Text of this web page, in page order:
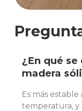
¿En qué
madera
Es más
temperatura, y